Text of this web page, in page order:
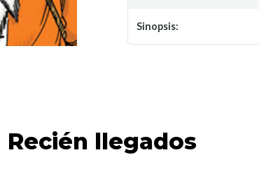
Sinopsis:
Recién llegados